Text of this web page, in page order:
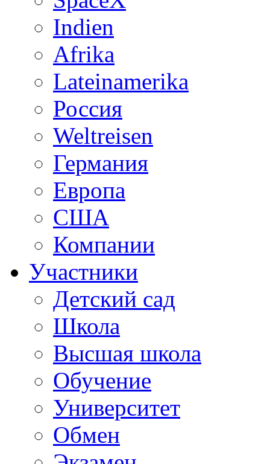
Indien
Afrika
Lateinamerika
Россия
Weltreisen
Германия
Европа
США
Компании
Участники
Детский сад
Школа
Высшая школа
Обучение
Университет
Обмен